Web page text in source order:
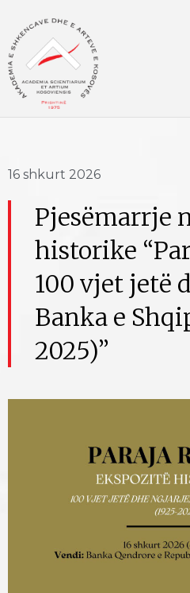
16 shkurt 2026
Pjesëmarrje
historike
100 vjet jetë
Banka e
2025)”